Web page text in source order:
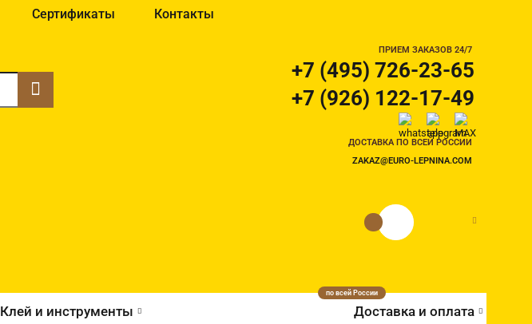
Сертификаты Контакты
ПРИЕМ ЗАКАЗОВ 24/7
+7 (495) 726-23-65
+7 (926) 122-17-49
ДОСТАВКА ПО ВСЕЙ РОССИИ
ZAKAZ@EURO-LEPNINA.COM
Клей и инструменты Доставка и оплата
по всей России